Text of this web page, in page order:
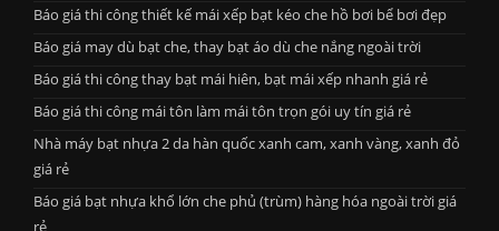
Báo giá thi công thiết kế mái xếp bạt kéo che hồ bơi bể bơi đẹp
Báo giá may dù bạt che, thay bạt áo dù che nắng ngoài trời
Báo giá thi công thay bạt mái hiên, bạt mái xếp nhanh giá rẻ
Báo giá thi công mái tôn làm mái tôn trọn gói uy tín giá rẻ
Nhà máy bạt nhựa 2 da hàn quốc xanh cam, xanh vàng, xanh đỏ
giá rẻ
Báo giá bạt nhựa khổ lớn che phủ (trùm) hàng hóa ngoài trời giá
rẻ